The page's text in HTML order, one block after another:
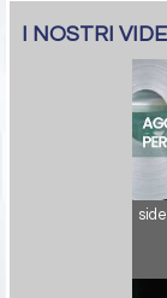
I NOSTRI